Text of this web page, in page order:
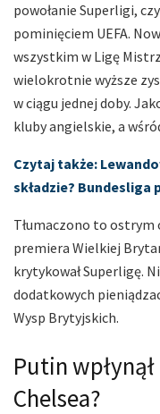
powołanie Superligi,
pominięciem UEFA.
wszystkim w Ligę
wielokrotnie wyższe
w ciągu jednej doby.
kluby angielskie, a
Czytaj także:
składzie?
Tłumaczono to
premiera Wielkiej
krytykował Superligę.
dodatkowych
Wysp Brytyjskich.
Putin
Chelsea?